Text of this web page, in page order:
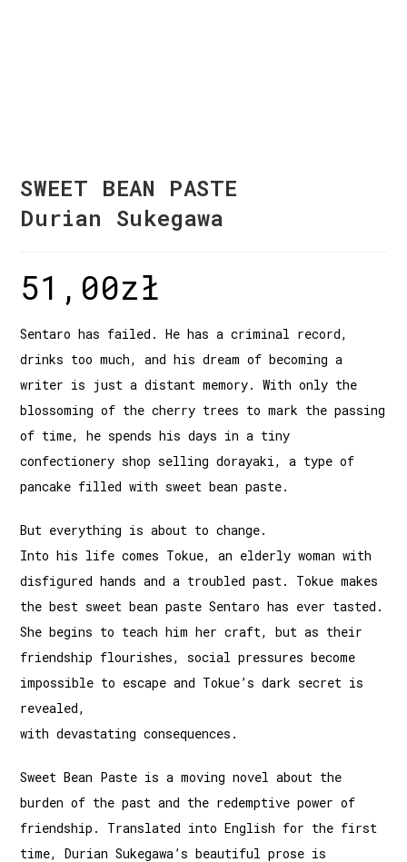
SWEET BEAN PASTE
Durian Sukegawa
51,00zł
Sentaro has failed. He has a criminal record,
drinks too much, and his dream of becoming a
writer is just a distant memory. With only the
blossoming of the cherry trees to mark the passing
of time, he spends his days in a tiny
confectionery shop selling dorayaki, a type of
pancake filled with sweet bean paste.
But everything is about to change.
Into his life comes Tokue, an elderly woman with
disfigured hands and a troubled past. Tokue makes
the best sweet bean paste Sentaro has ever tasted.
She begins to teach him her craft, but as their
friendship flourishes, social pressures become
impossible to escape and Tokue’s dark secret is
revealed,
with devastating consequences.
Sweet Bean Paste is a moving novel about the
burden of the past and the redemptive power of
friendship. Translated into English for the first
time, Durian Sukegawa’s beautiful prose is